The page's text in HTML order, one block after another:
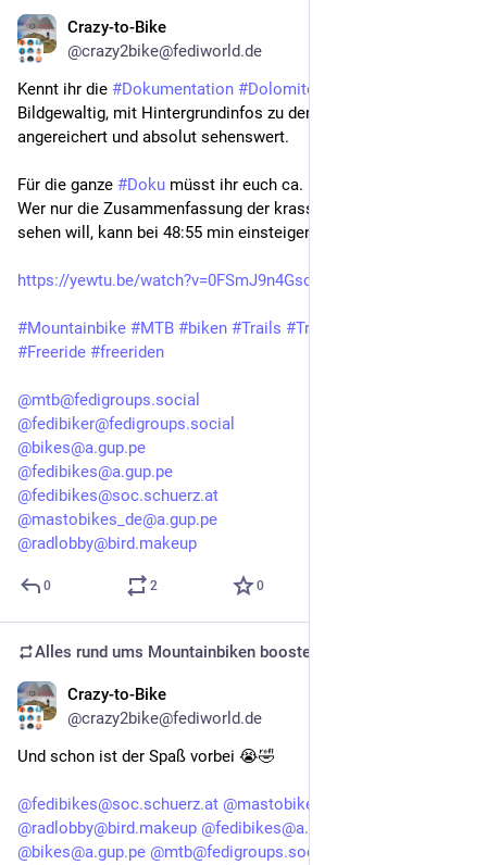
😁
#Mountainbike #MTB #biken #Trails #Trailbiken
#Datenschutz #TeamDatenschutz
#digitaleSelbstverteidigung
@mtb@fedigroups.social
@bikes@a.gup.pe
@fedibikes@soc.schuerz.at
@mastobikes_de@a.gup.pe
Crazy-to-Bike
@crazy2bike@fediworld.de
Kennt ihr die #Dokumentation #Dolomites
Bildgewaltig, mit Hintergrundinfos zu den
angereichert und absolut sehenswert.
Für die ganze #Doku müsst ihr euch ca. 54 min Zeit nehmen.
Wer nur die Zusammenfassung der krassen
sehen will, kann bei 48:55 min einsteigen 🙃
https://yewtu.be/watch?v=0FSmJ9n4Gsc
#Mountainbike #MTB #biken #Trails #Trailbiken
#Freeride #freeriden
@mtb@fedigroups.social
@fedibiker@fedigroups.social
@bikes@a.gup.pe
@fedibikes@a.gup.pe
@fedibikes@soc.schuerz.at
@mastobikes_de@a.gup.pe
@radlobby@bird.makeup
0 2 0
Alles rund ums Mountainbiken boosted
Crazy-to-Bike
@crazy2bike@fediworld.de
Und schon ist der Spaß vorbei 😭🤣
@fedibikes@soc.schuerz.at @mastobikes_de@a.gup.pe
@radlobby@bird.makeup @fedibikes@a.gup.pe
@bikes@a.gup.pe @mtb@fedigroups.social